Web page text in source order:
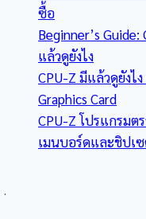
ซื้อ
Beginner’s
แล้วดูยังไง
CPU-Z มีแล้วดูยังไ
Graphics Card
CPU-Z โปรแกรม
เมนบอร์ดและชิปเ